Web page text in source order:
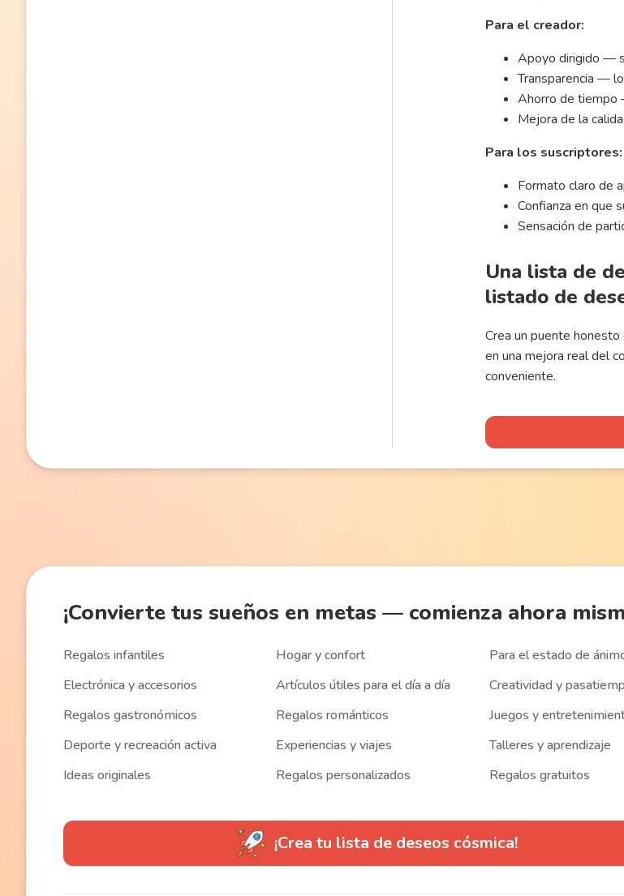
Para el creador:
Apoyo dirigido —
Transparencia —
Ahorro de tiempo
Mejora de la
Para los suscriptores:
Formato claro de
Confianza en que
Sensación de
Una lista de
listado de
Crea un puente
en una mejora real del
conveniente.
¡Convierte tus sueños en metas — comienza ahora
Regalos infantiles Hogar y confort
Para el estado de
Electrónica y accesorios
Artículos útiles para el día a día
Creatividad y
Regalos gastronómicos
Regalos románticos
Juegos y
Deporte y recreación activa
Experiencias y viajes
Talleres y aprendizaje
Ideas originales
Regalos personalizados Regalos gratuitos
¡Crea tu lista de deseos cósmica!